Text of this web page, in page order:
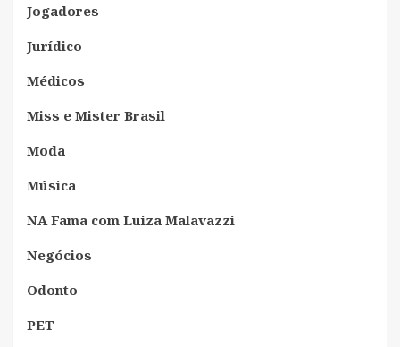
Jogadores
Jurídico
Médicos
Miss e Mister Brasil
Moda
Música
NA Fama com Luiza Malavazzi
Negócios
Odonto
PET